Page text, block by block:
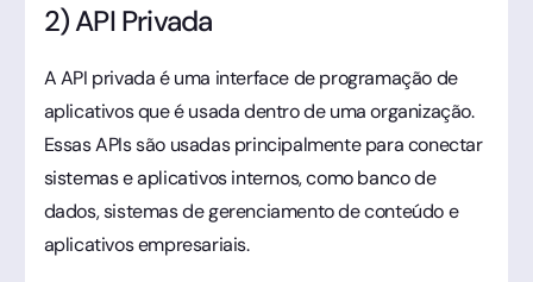
2) API Privada
A API privada é uma interface de programação de
aplicativos que é usada dentro de uma organização.
Essas APIs são usadas principalmente para conectar
sistemas e aplicativos internos, como banco de
dados, sistemas de gerenciamento de conteúdo e
aplicativos empresariais.